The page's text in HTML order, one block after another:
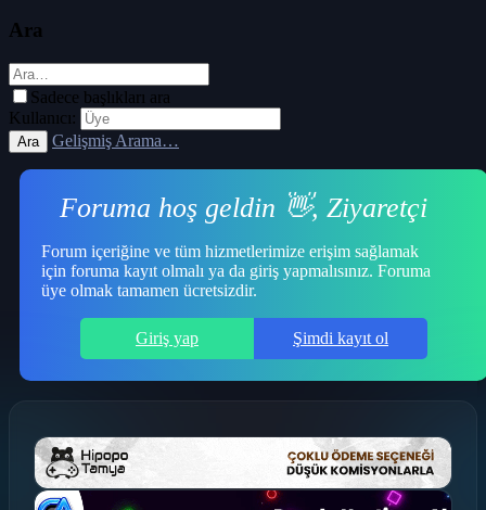
Ara
Sadece başlıkları ara
Kullanıcı:
Ara Gelişmiş Arama…
Foruma hoş geldin 👋, Ziyaretçi
Forum içeriğine ve tüm hizmetlerimize erişim sağlamak
için foruma kayıt olmalı ya da giriş yapmalısınız. Foruma
üye olmak tamamen ücretsizdir.
Giriş yap Şimdi kayıt ol